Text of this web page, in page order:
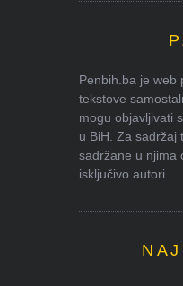
Penbih.ba je web
tekstove
mogu objavljivati
u BiH. Za sadržaj
sadržane u njima
isključivo autori.